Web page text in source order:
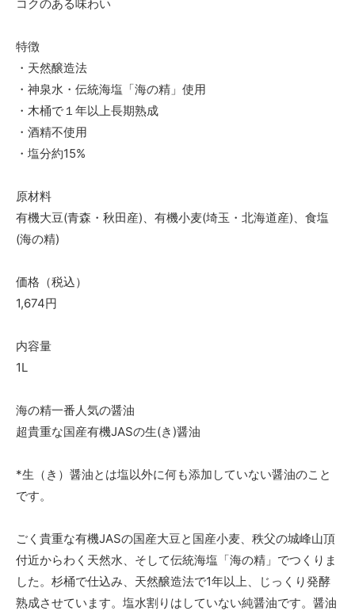
コクのある味わい
特徴
・天然醸造法
・神泉水・伝統海塩「海の精」使用
・木桶で１年以上長期熟成
・酒精不使用
・塩分約15%
原材料
有機大豆(青森・秋田産)、有機小麦(埼玉・北海道産)、食塩
(海の精)
価格（税込）
1,674円
内容量
1L
海の精一番人気の醤油
超貴重な国産有機JASの生(き)醤油
*生（き）醤油とは塩以外に何も添加していない醤油のこと
です。
ごく貴重な有機JASの国産大豆と国産小麦、秩父の城峰山頂
付近からわく天然水、そして伝統海塩「海の精」でつくりま
した。杉桶で仕込み、天然醸造法で1年以上、じっくり発酵
熟成させています。塩水割りはしていない純醤油です。醤油